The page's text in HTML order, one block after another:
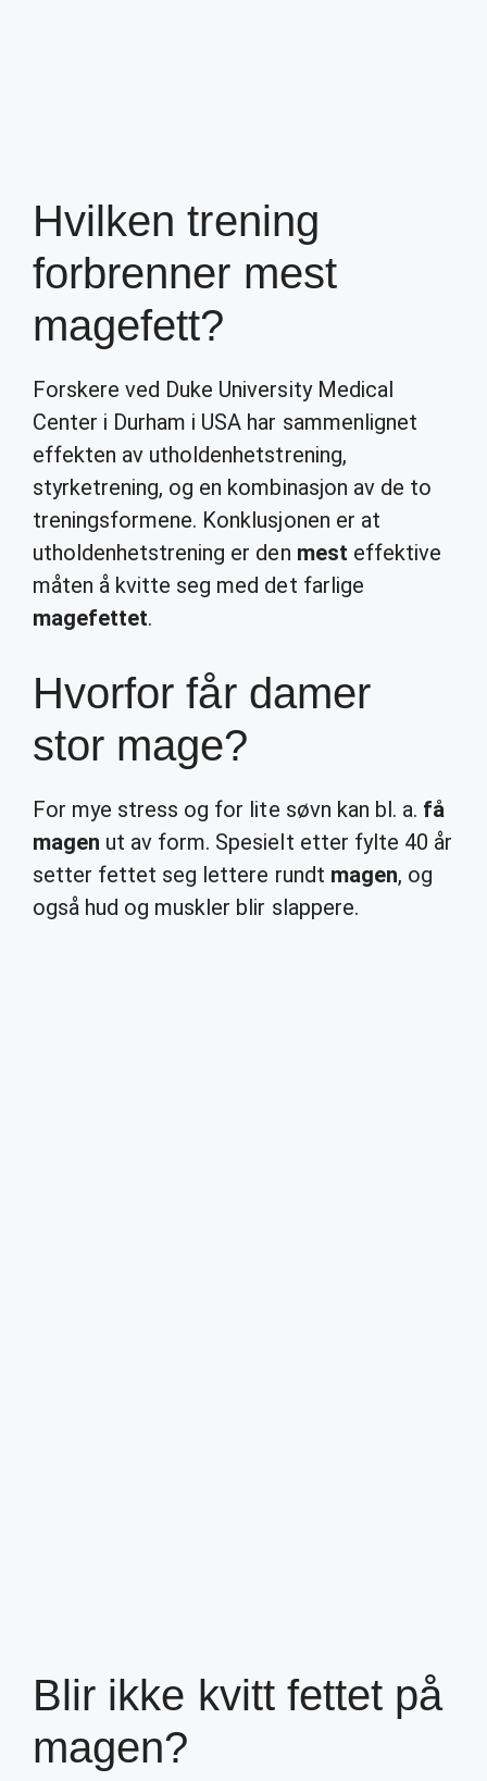
Hvilken trening
forbrenner mest
magefett?
Forskere ved Duke University Medical
Center i Durham i USA har sammenlignet
effekten av utholdenhetstrening,
styrketrening, og en kombinasjon av de to
treningsformene. Konklusjonen er at
utholdenhetstrening er den mest effektive
måten å kvitte seg med det farlige
magefettet.
Hvorfor får damer
stor mage?
For mye stress og for lite søvn kan bl. a. få
magen ut av form. Spesielt etter fylte 40 år
setter fettet seg lettere rundt magen, og
også hud og muskler blir slappere.
Blir ikke kvitt fettet på
magen?